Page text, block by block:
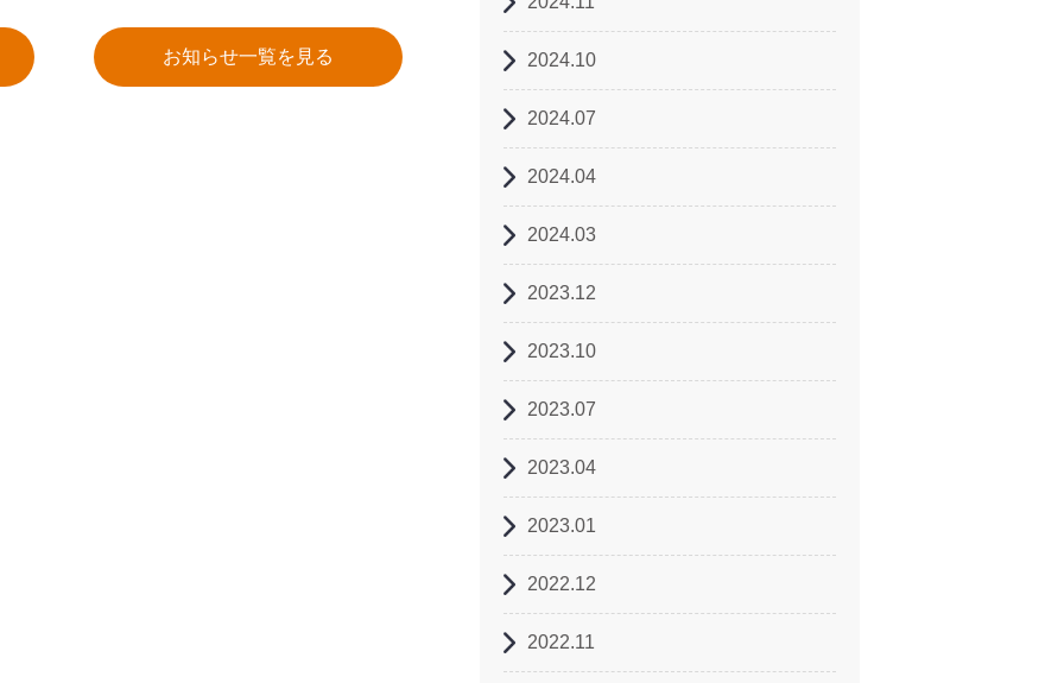
お知らせ一覧を見る 2024.10
2024.07
2024.04
2024.03
2023.12
2023.10
2023.07
2023.04
2023.01
2022.12
2022.11